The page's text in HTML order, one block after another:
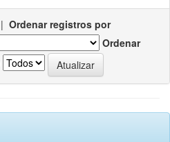
| Ordenar registros por
Ordenar